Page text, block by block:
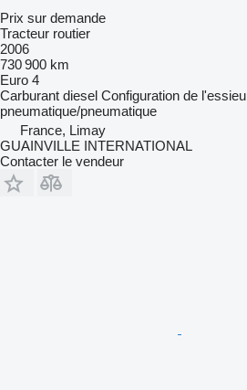
Prix sur demande
Tracteur routier
2006
730 900 km
Euro 4
Carburant diesel Configuration de l'essieu
pneumatique/pneumatique
France, Limay
GUAINVILLE INTERNATIONAL
Contacter le vendeur